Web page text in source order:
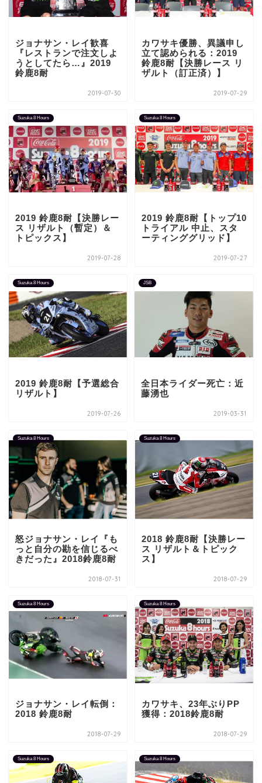
ジョナサン・レイ歓喜
『レストランで注文しよ
うとしてたら…』2019
鈴鹿8耐
2019-07-30
カワサキ優勝、異議申し
立て認められる：2019
鈴鹿8耐【決勝レース リ
ザルト（訂正済）】
2019-07-29
Suzuka 8 Hours
2019 鈴鹿8耐【決勝レー
ス リザルト（暫定）＆
トピックス】
2019-07-28
Suzuka 8 Hours
2019 鈴鹿8耐【トップ10
トライアル 中止、スタ
ーティンググリッド】
2019-07-27
Suzuka 8 Hours
2019 鈴鹿8耐【予選総合
リザルト】
2019-07-26
JSB
全日本ライダー死亡：近
藤湧也
2019-03-31
Suzuka 8 Hours
怒ジョナサン・レイ『も
っと自分の勘を信じるべ
きだった』2018鈴鹿8耐
2018-07-31
Suzuka 8 Hours
2018 鈴鹿8耐【決勝レー
ス リザルト＆トピック
ス】
2018-07-29
Suzuka 8 Hours
ジョナサン・レイ転倒：
2018 鈴鹿8耐
2018-07-29
Suzuka 8 Hours
カワサキ、23年ぶりPP
獲得：2018鈴鹿8耐
2018-07-29
Suzuka 8 Hours Suzuka 8 Hours